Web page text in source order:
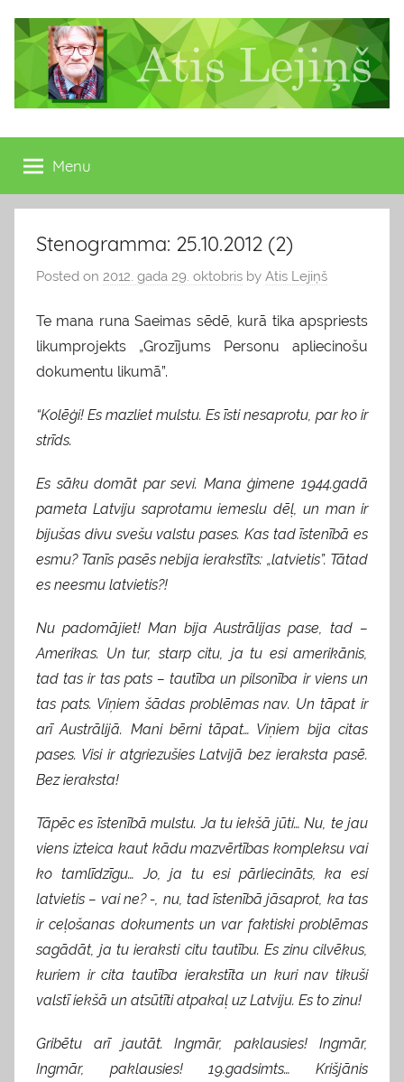
content
Atis
Lejiņš
13.
Saeimas
deputāts
Menu
Stenogramma: 25.10.2012 (2)
Posted on 2012. gada 29. oktobris by Atis Lejiņš
Te mana runa Saeimas sēdē, kurā tika apspriests
likumprojekts „Grozījums Personu apliecinošu
dokumentu likumā”.
“Kolēģi! Es mazliet mulstu. Es īsti nesaprotu, par ko ir
strīds.
Es sāku domāt par sevi. Mana ģimene 1944.gadā
pameta Latviju saprotamu iemeslu dēļ, un man ir
bijušas divu svešu valstu pases. Kas tad īstenībā es
esmu? Tanīs pasēs nebija ierakstīts: „latvietis”. Tātad
es neesmu latvietis?!
Nu padomājiet! Man bija Austrālijas pase, tad –
Amerikas. Un tur, starp citu, ja tu esi amerikānis,
tad tas ir tas pats – tautība un pilsonība ir viens un
tas pats. Viņiem šādas problēmas nav. Un tāpat ir
arī Austrālijā. Mani bērni tāpat… Viņiem bija citas
pases. Visi ir atgriezušies Latvijā bez ieraksta pasē.
Bez ieraksta!
Tāpēc es īstenībā mulstu. Ja tu iekšā jūti… Nu, te jau
viens izteica kaut kādu mazvērtības kompleksu vai
ko tamlīdzīgu… Jo, ja tu esi pārliecināts, ka esi
latvietis – vai ne? -, nu, tad īstenībā jāsaprot, ka tas
ir ceļošanas dokuments un var faktiski problēmas
sagādāt, ja tu ieraksti citu tautību. Es zinu cilvēkus,
kuriem ir cita tautība ierakstīta un kuri nav tikuši
valstī iekšā un atsūtīti atpakaļ uz Latviju. Es to zinu!
Gribētu arī jautāt. Ingmār, paklausies! Ingmār,
Ingmār, paklausies! 19.gadsimts… Krišjānis